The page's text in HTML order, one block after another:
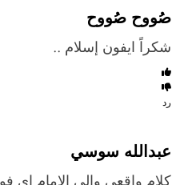
صُووح صُووح
شكراً ايفون إسلام ..
رد
عبدالله سوسي
كلام واقعي والى الامام اي